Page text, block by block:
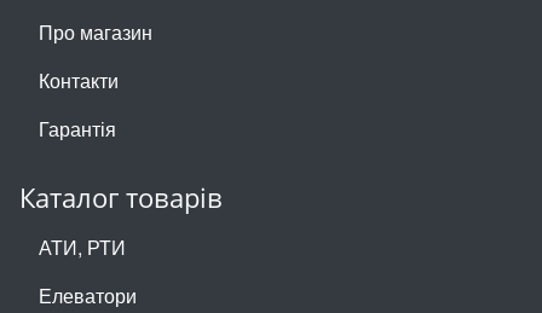
Про магазин
Контакти
Гарантія
Каталог товарів
АТИ, РТИ
Елеватори